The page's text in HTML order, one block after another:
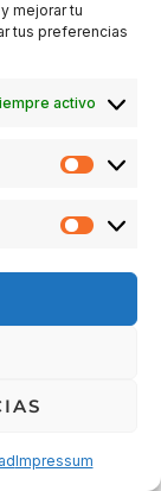
mejorar tu
tus preferencias
activo
Impressum
de Cookies|
y